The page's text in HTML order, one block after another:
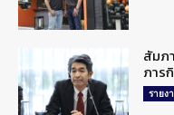
สัมภ
ภาร
รายง